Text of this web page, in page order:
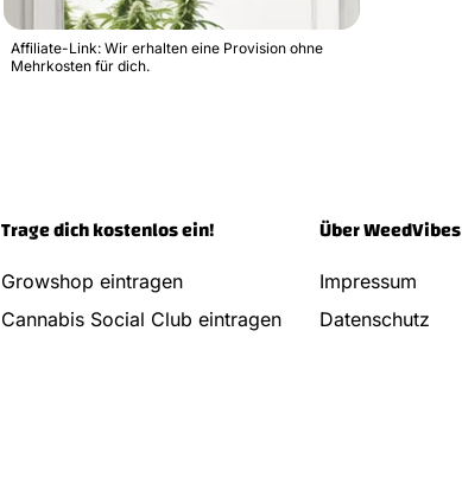
Affiliate-Link: Wir erhalten eine Provision ohne
Mehrkosten für dich.
Trage dich kostenlos ein!
Growshop eintragen
Cannabis Social Club eintragen
Über WeedVibes
Impressum
Datenschutz